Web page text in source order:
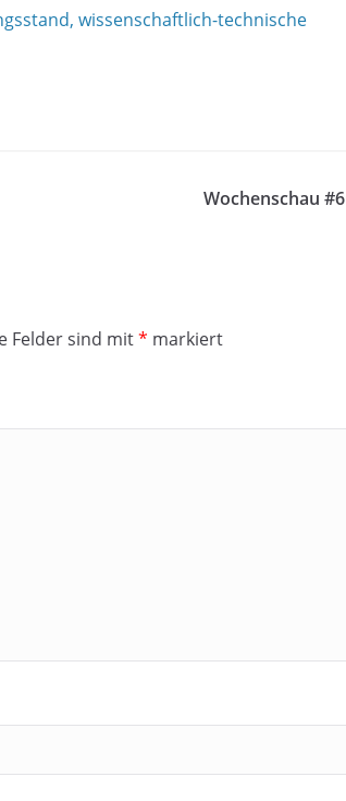
wissenschaftlich-technische
Wochenschau #6
Felder sind mit* markiert